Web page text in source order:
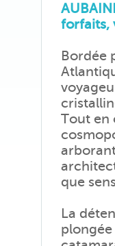
forfaits,
Bordée
Tout en
que
La
plongée